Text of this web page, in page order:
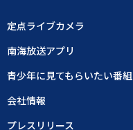
定点ライブカメラ
南海放送アプリ
青少年に見てもらいたい番組
会社情報
プレスリリース